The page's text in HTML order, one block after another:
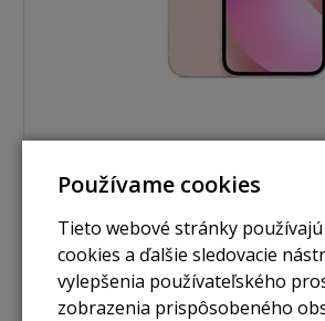
Zobraziť
Používame cookies
Tieto webové stránky
cookies a ďalšie sledovacie
vylepšenia používateľského
zobrazenia prispôsobeného